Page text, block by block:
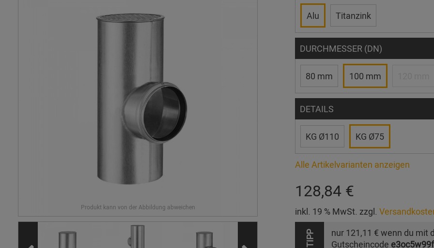
Alu Titanzink
DURCHMESSER (DN)
80 mm 100 mm
DETAILS
KG Ø110 KG Ø75
Alle Artikelvarianten anzeigen
128,84 €
inkl. 19 % MwSt. zzgl.
TIPP nur 121,11 € wenn du mit
Gutscheincode